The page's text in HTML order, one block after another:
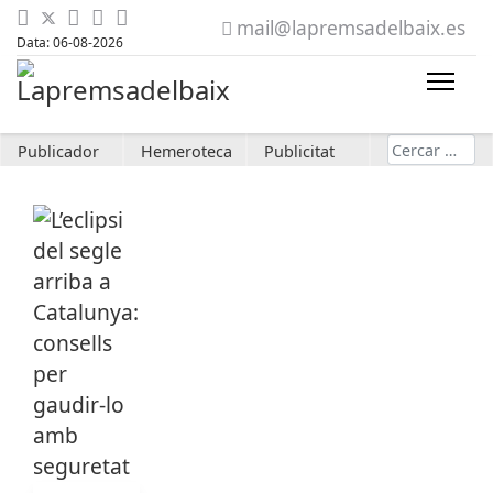
Data: 06-08-2026
mail@lapremsadelbaix.es
Publicador Hemeroteca Publicitat Cerca